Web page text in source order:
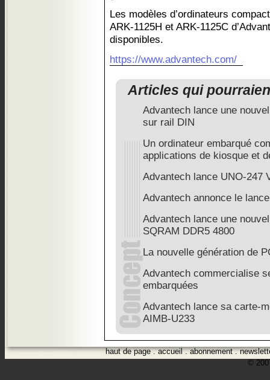
Les modèles d’ordinateurs
ARK-1125H et ARK-1125C
disponibles.
https://www.advantech.com/
Articles qui
Advantech lance une
sur rail DIN
Un ordinateur embarqué
applications de kiosque et
Advantech lance UNO-247
Advantech annonce le
Advantech lance une
SQRAM DDR5 4800
La nouvelle génération de
Advantech commercialise
embarquées
Advantech lance sa carte-
AIMB-U233
haut de page.accueil.abonnement.
©